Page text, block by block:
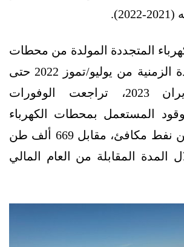
المتجددة المولدة من محطات
الهيئة خلال المدة الزمنية من يوليو/تموز 2022 حتى
نهاية يونيو/حزيران 2023، تراجعت الوفورات
المستعمل بمحطات الكهرباء
إلى 645 ألف طن نفط مكافئ، مقابل 669 ألف طن
المدة المقابلة من العام المالي